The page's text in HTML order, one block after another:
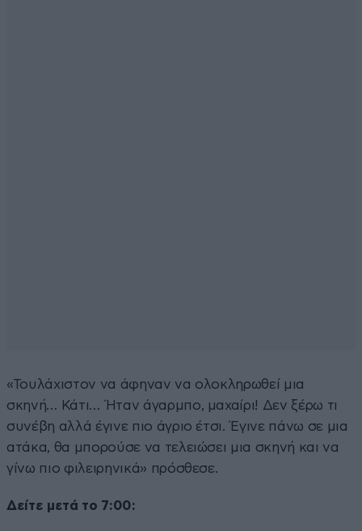
«Τουλάχιστον να άφηναν να ολοκληρωθεί μια
σκηνή… Κάτι… Ήταν άγαρμπο, μαχαίρι! Δεν ξέρω τι
συνέβη αλλά έγινε πιο άγριο έτσι. Έγινε πάνω σε μια
ατάκα, θα μπορούσε να τελειώσει μια σκηνή και να
γίνω πιο φιλειρηνικά» πρόσθεσε.
Δείτε μετά το 7:00: